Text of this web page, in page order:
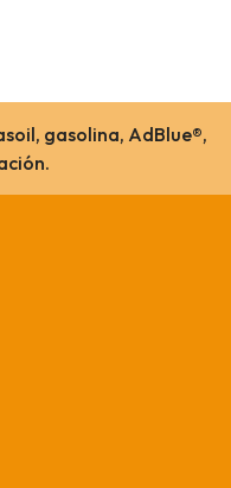
gasolina, AdBlue®,